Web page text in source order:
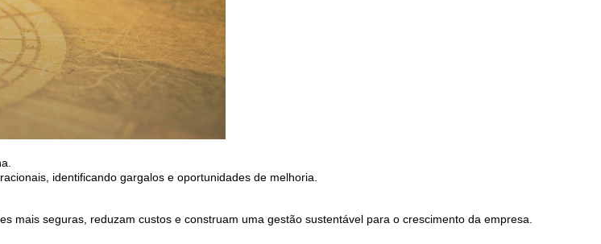
identificando gargalos e oportunidades de melhoria.
seguras, reduzam custos e construam uma gestão sustentável para o crescimento da empresa.